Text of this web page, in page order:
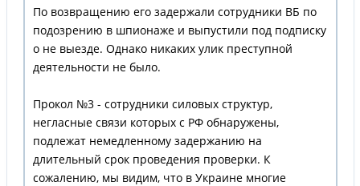
По возвращению его задержали сотрудники ВБ по
подозрению в шпионаже и выпустили под подписку
о не выезде. Однако никаких улик преступной
деятельности не было.
Прокол №3 - сотрудники силовых структур,
негласные связи которых с РФ обнаружены,
подлежат немедленному задержанию на
длительный срок проведения проверки. К
сожалению, мы видим, что в Украине многие